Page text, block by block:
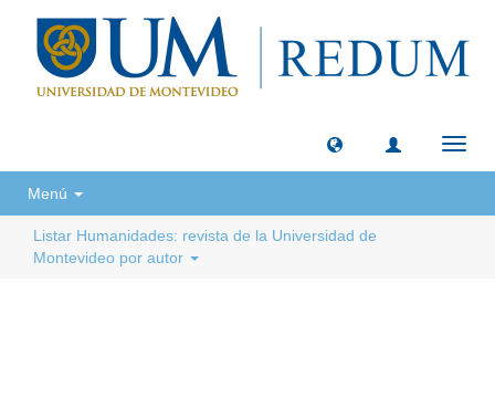
Menú
Listar Humanidades: revista de la Universidad de
Montevideo por autor